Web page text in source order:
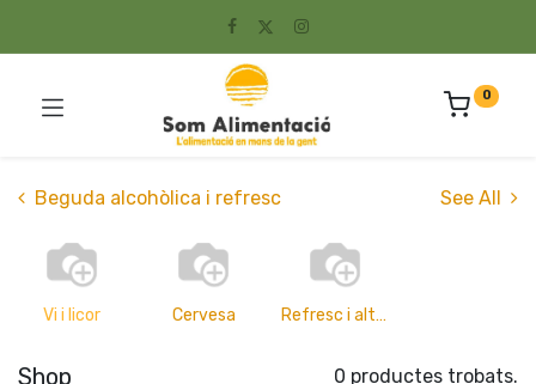
0
Beguda alcohòlica i refresc See All
Vi i licor Cervesa Refresc i altres
Shop 0 productes trobats.